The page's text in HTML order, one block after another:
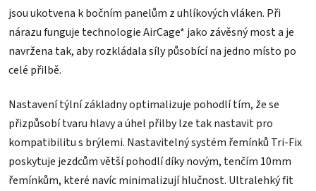
jsou ukotvena k bočním panelům z uhlíkových vláken. Při
nárazu funguje technologie AirCage* jako závěsný most a je
navržena tak, aby rozkládala síly působící na jedno místo po
celé přilbě.
Nastavení týlní základny optimalizuje pohodlí tím, že se
přizpůsobí tvaru hlavy a úhel přilby lze tak nastavit pro
kompatibilitu s brýlemi. Nastavitelný systém řemínků Tri-Fix
poskytuje jezdcům větší pohodlí díky novým, tenčím 10mm
řemínkům, které navíc minimalizují hlučnost. Ultralehký fit